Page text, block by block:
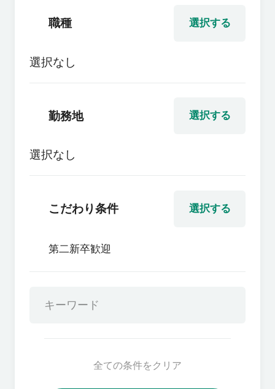
選択する
職種
選択なし
選択する
勤務地
選択なし
選択する
こだわり条件
第二新卒歓迎
全ての条件をクリア